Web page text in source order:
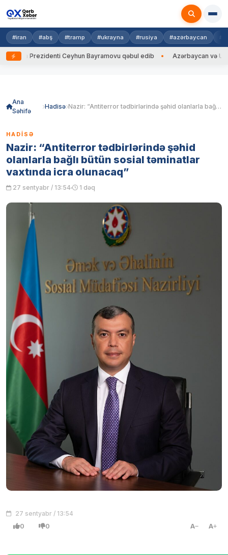
#iran #abş #tramp #ukrayna #rusiya #azərbaycan
Prezidenti Ceyhun Bayramovu qəbul edib Azərbaycan və
Ana
Səhifə
Hadisə Nazir: “Antiterror tədbirlərində şəhid olanlarla bağlı bütün sosial təminatlar vaxtında icra olunacaq”
HADISƏ
Nazir: “Antiterror tədbirlərində şəhid
olanlarla bağlı bütün sosial təminatlar
vaxtında icra olunacaq”
27 sentyabr / 13:54 1 dəq
27 sentyabr / 13:54
0 0 A A